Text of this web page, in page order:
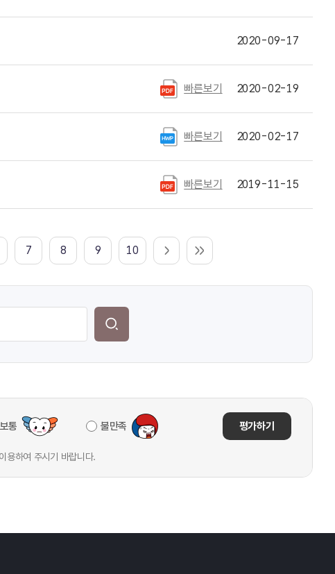
2020-09-17
빠른보기 2020-02-19
빠른보기 2020-02-17
빠른보기 2019-11-15
7 8 9 10
보통 불만족 평가하기
용하여 주시기 바랍니다.